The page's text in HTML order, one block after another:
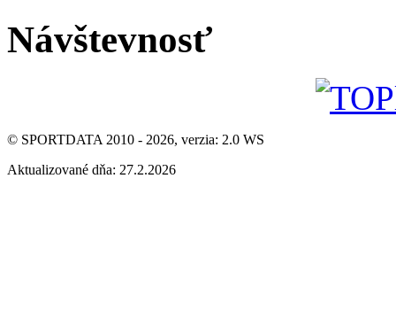
Návštevnosť
© SPORTDATA 2010 - 2026, verzia: 2.0 WS
Aktualizované dňa: 27.2.2026